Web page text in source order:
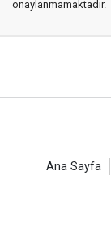
onaylanmamaktadır.
Ana Sayfa